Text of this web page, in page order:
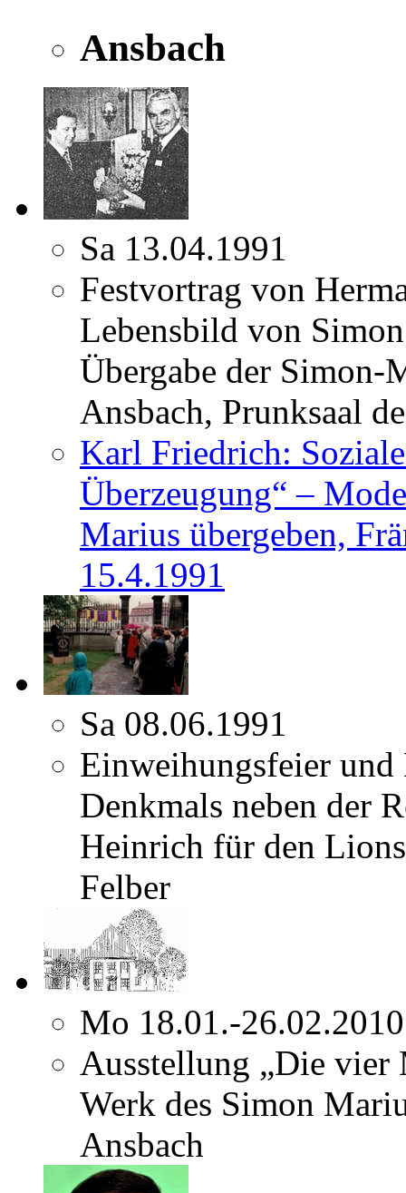
Ansbach
Sa 13.04.1991
Festvortrag von
Lebensbild von
Übergabe der Simon-
Ansbach, Prunksaal
Karl Friedrich:
Überzeugung“ –
Marius übergeben,
15.4.1991
Sa 08.06.1991
Einweihungsfeier
Denkmals neben der
Heinrich für den
Felber
Mo 18.01.-26.02.2010
Ausstellung „Die vier
Werk des Simon
Ansbach